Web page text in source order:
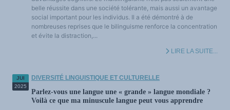
belle réussite dans une société tolérante, mais aussi un avantage
social important pour les individus. Il a été démontré à de
nombreuses reprises que le bilinguisme renforce la concentration
et évite la distraction,...
LIRE LA SUITE...
JUI
2025
DIVERSITÉ LINGUISTIQUE ET CULTURELLE
Parlez-vous une langue une « grande » langue mondiale ?
Voilà ce que ma minuscule langue peut vous apprendre